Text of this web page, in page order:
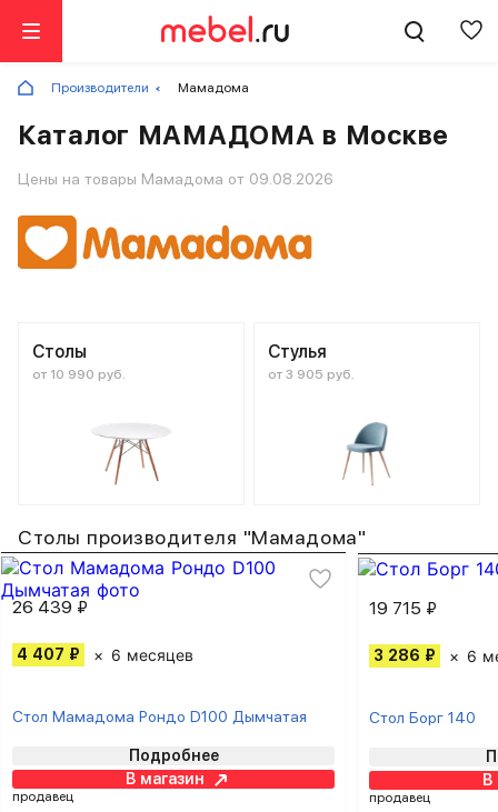
Производители Мамадома
Каталог МАМАДОМА в Москве
Цены на товары Мамадома от 09.08.2026
Столы
от 10 990 руб.
Стулья
от 3 905 руб.
Столы производителя "Мамадома"
26 439 ₽
4 407 ₽ 6 месяцев
Стол Мамадома Рондо D100 Дымчатая
Подробнее
В магазин
продавец
19 715 ₽
3 286 ₽ 6
Стол Борг 140
В
продавец